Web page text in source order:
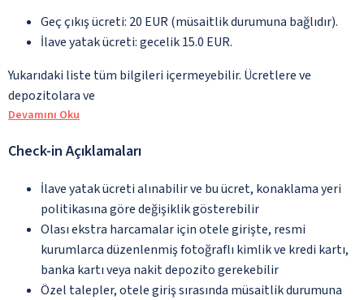
Geç çıkış ücreti: 20 EUR (müsaitlik durumuna bağlıdır).
İlave yatak ücreti: gecelik 15.0 EUR.
Yukarıdaki liste tüm bilgileri içermeyebilir. Ücretlere ve
depozitolara ve
Devamını Oku
Check-in Açıklamaları
İlave yatak ücreti alınabilir ve bu ücret, konaklama yeri
politikasına göre değişiklik gösterebilir
Olası ekstra harcamalar için otele girişte, resmi
kurumlarca düzenlenmiş fotoğraflı kimlik ve kredi kartı,
banka kartı veya nakit depozito gerekebilir
Özel talepler, otele giriş sırasında müsaitlik durumuna